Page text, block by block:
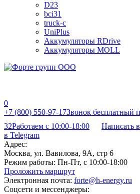
D23
bci31
truck-c
UniPlus
Аккумуляторы RDrive
Аккумуляторы MOLL
0
+7 (800) 550-97-17Звонок бесплатный
32Работаем с 10:00-18:00 Написать
в Telegram
Адрес:
Москва, ул. Вавилова, 9А, стр 6
Режим работы: Пн-Пт, с 10:00-18:00
Проложить маршрут
Электронная почта: forte@h-energy.ru
Соцсети и мессенджеры: